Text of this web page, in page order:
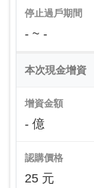
停止過戶期間
- ~ -
本次現金增資
增資金額
- 億
認購價格
25 元